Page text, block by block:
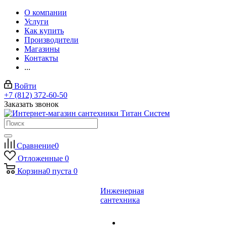
О компании
Услуги
Как купить
Производители
Магазины
Контакты
...
Войти
+7 (812) 372-60-50
Заказать звонок
Сравнение0
Отложенные 0
Корзина0 пуста 0
Инженерная
сантехника